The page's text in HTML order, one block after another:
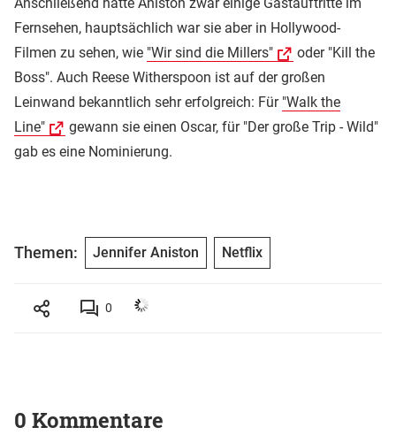
Fernsehen, hauptsächlich war sie aber in Hollywood-
Filmen zu sehen, wie "Wir sind die Millers"
oder "Kill the
Boss". Auch Reese Witherspoon ist auf der großen
Leinwand bekanntlich sehr erfolgreich: Für "Walk the
Line"
gewann sie einen Oscar, für "Der große Trip - Wild"
gab es eine Nominierung.
Themen: Jennifer Aniston Netflix
0
0 Kommentare